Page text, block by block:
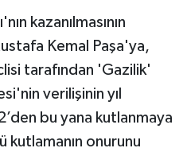
kazanılmasının
Kemal Paşa'ya,
tarafından 'Gazilik'
verilişinin yıl
bu yana kutlanmaya
kutlamanın onurunu